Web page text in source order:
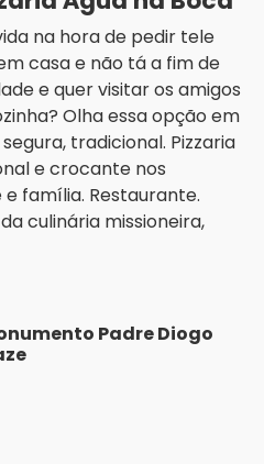
na hora de pedir tele
casa e não tá a fim de
e quer visitar os amigos
Olha essa opção em
tradicional. Pizzaria
e crocante nos
família. Restaurante.
culinária missioneira,
Padre Diogo